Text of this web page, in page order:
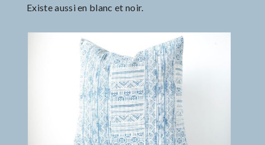
Existe aussi en blanc et noir.